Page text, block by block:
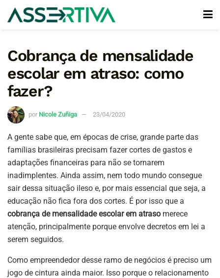
Cobrança de mensalidade
escolar em atraso: como
fazer?
por Nicole Zuñiga 23/04/2020
A gente sabe que, em épocas de crise, grande parte das
famílias brasileiras precisam fazer cortes de gastos e
adaptações financeiras para não se tornarem
inadimplentes. Ainda assim, nem todo mundo consegue
sair dessa situação ileso e, por mais essencial que seja, a
educação não fica fora dos cortes. É por isso que a
cobrança de mensalidade escolar em atraso merece
atenção, principalmente porque envolve decretos em lei a
serem seguidos.
Como empreendedor desse ramo de negócios é preciso um
jogo de cintura ainda maior. Isso porque o relacionamento